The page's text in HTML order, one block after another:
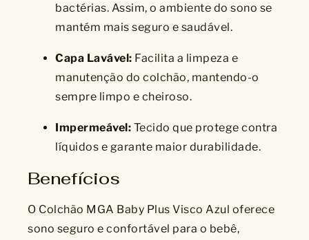
bactérias. Assim, o ambiente do sono se
mantém mais seguro e saudável.
Capa Lavável: Facilita a limpeza e
manutenção do colchão, mantendo-o
sempre limpo e cheiroso.
Impermeável: Tecido que protege contra
líquidos e garante maior durabilidade.
Benefícios
O Colchão MGA Baby Plus Visco Azul oferece
sono seguro e confortável para o bebê,